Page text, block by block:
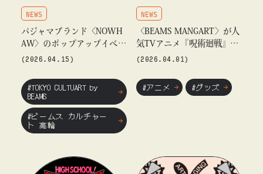
NEWS
パジャマブランド〈NOWH
AW〉のポップアップイベン
ト『NEW SLOW DOWN』
ト 高輪」にて開催
(2026.04.15)
#TOKYO CULTUART by
BEAMS
#ビームス カルチャー
ト 高輪
NEWS
〈BEAMS MANGART〉が人
気TVアニメ『呪術廻戦』と
の コラボレーション第5弾
(2026.04.01)
#アニメ #グッズ